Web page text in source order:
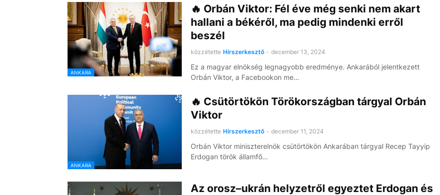
ANKARA
🔥 Orbán Viktor: Fél éve még senki nem akart
hallani a békéről, ma pedig mindenki erről
beszél
közzétette Hírszerkesztő - december 13, 2024
Ez a magyar elnökség legnagyobb eredménye. Ankarából jelentkezett
Orbán Viktor, a Facebookon me…
ANKARA
🔥 Csütörtökön Törökországban tárgyal Orbán
Viktor
közzétette Hírszerkesztő - december 11, 2024
Orbán Viktor miniszterelnök csütörtökön Ankarában tárgyal Recep Tayyip
Erdogan török államfő…
Az orosz–ukrán helyzetről egyeztet Erdogan és